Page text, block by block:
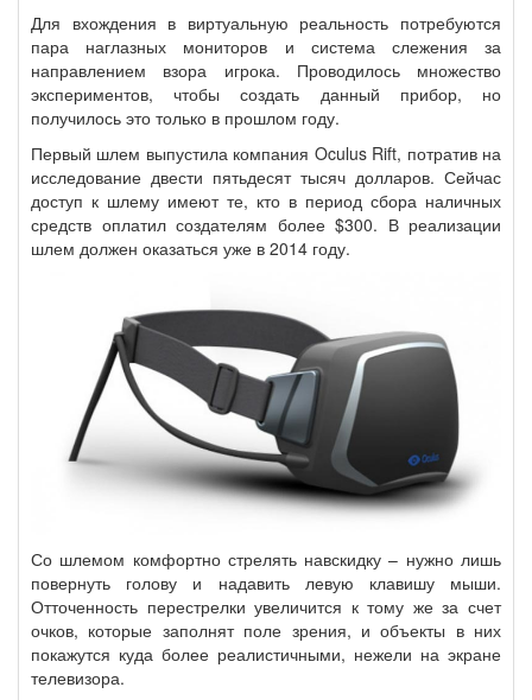
Для вхождения в виртуальную реальность потребуются
пара наглазных мониторов и система слежения за
направлением взора игрока. Проводилось множество
экспериментов, чтобы создать данный прибор, но
получилось это только в прошлом году.
Первый шлем выпустила компания Oculus Rift, потратив на
исследование двести пятьдесят тысяч долларов. Сейчас
доступ к шлему имеют те, кто в период сбора наличных
средств оплатил создателям более $300. В реализации
шлем должен оказаться уже в 2014 году.
Со шлемом комфортно стрелять навскидку – нужно лишь
повернуть голову и надавить левую клавишу мыши.
Отточенность перестрелки увеличится к тому же за счет
очков, которые заполнят поле зрения, и объекты в них
покажутся куда более реалистичными, нежели на экране
телевизора.